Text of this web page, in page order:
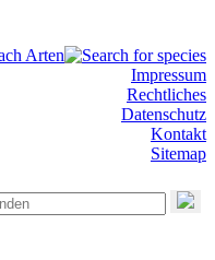
Impressum
Rechtliches
Datenschutz
Kontakt
Sitemap